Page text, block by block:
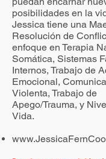
posibilidades en la
Jessica tiene una
Resolución de
enfoque en Terapia
Somática, Sistemas
Internos, Trabajo de
Emocional,
Violenta, Trabajo de
Apego/Trauma, y
Vida.